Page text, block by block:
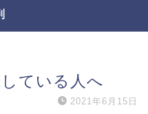
ている人へ
2021年6月15日